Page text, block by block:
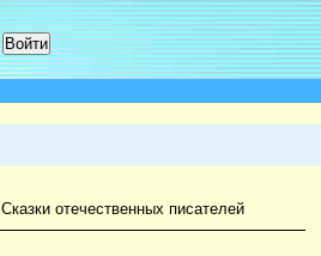
Сказки отечественных писателей